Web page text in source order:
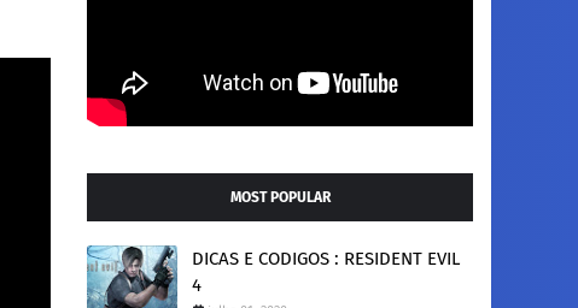
MOST POPULAR
DICAS E CODIGOS : RESIDENT EVIL
4